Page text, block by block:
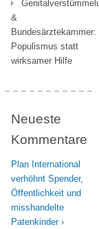
&
Bundesärztekammer:
Populismus statt
wirksamer Hilfe
Neueste
Kommentare
Plan International
verhöhnt Spender,
Öffentlichkeit und
misshandelte
Patenkinder ›